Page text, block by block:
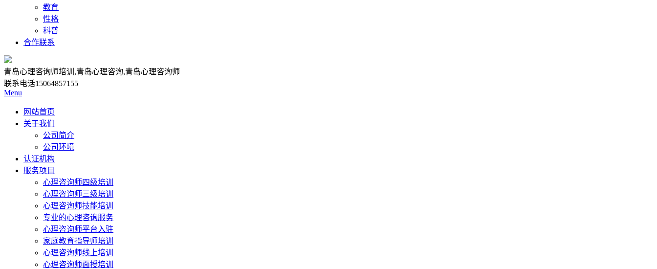
教育
性格
科普
合作联系
青岛心理咨询师培训,青岛心理咨询,青岛心理咨询师
联系电话15064857155
Menu
网站首页
关于我们
公司简介
公司环境
认证机构
服务项目
心理咨询师四级培训
心理咨询师三级培训
心理咨询师技能培训
专业的心理咨询服务
心理咨询师平台入驻
家庭教育指导师培训
心理咨询师线上培训
心理咨询师面授培训